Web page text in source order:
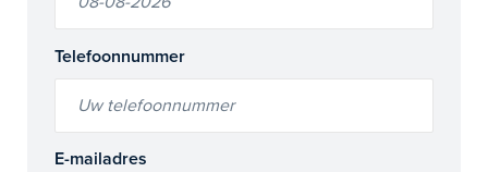
Telefoonnummer
E-mailadres